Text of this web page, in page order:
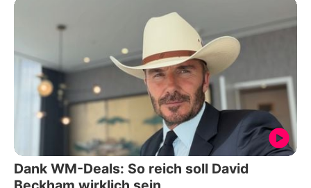
Dank WM-Deals: So reich soll David